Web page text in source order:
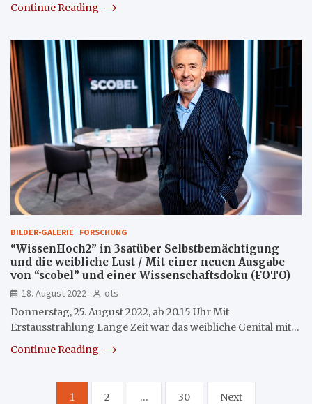
Continue Reading
BILDER-GALERIE FORSCHUNG
“WissenHoch2” in 3satüber Selbstbemächtigung
und die weibliche Lust / Mit einer neuen Ausgabe
von “scobel” und einer Wissenschaftsdoku (FOTO)
18. August 2022
ots
Donnerstag, 25. August 2022, ab 20.15 Uhr Mit
Erstausstrahlung Lange Zeit war das weibliche Genital mit…
Continue Reading
Seitennummerierung
1 2 … 30 Next